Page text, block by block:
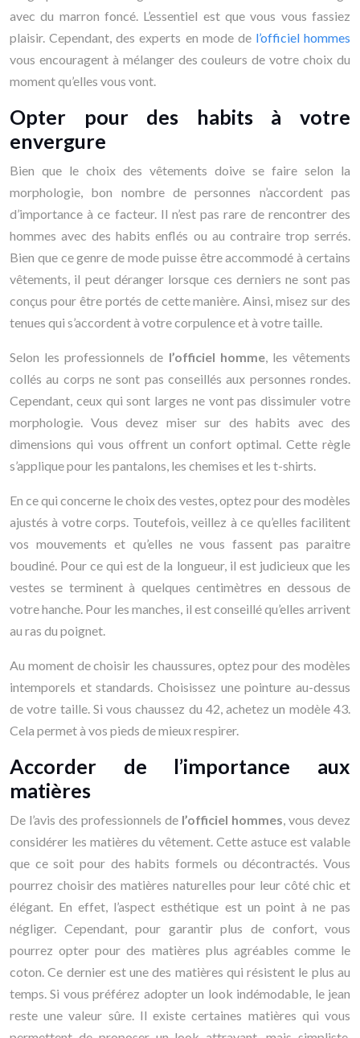
avec du marron foncé. L’essentiel est que vous vous fassiez
plaisir. Cependant, des experts en mode de l’officiel hommes
vous encouragent à mélanger des couleurs de votre choix du
moment qu’elles vous vont.
Opter pour des habits à votre
envergure
Bien que le choix des vêtements doive se faire selon la
morphologie, bon nombre de personnes n’accordent pas
d’importance à ce facteur. Il n’est pas rare de rencontrer des
hommes avec des habits enflés ou au contraire trop serrés.
Bien que ce genre de mode puisse être accommodé à certains
vêtements, il peut déranger lorsque ces derniers ne sont pas
conçus pour être portés de cette manière. Ainsi, misez sur des
tenues qui s’accordent à votre corpulence et à votre taille.
Selon les professionnels de l’officiel homme, les vêtements
collés au corps ne sont pas conseillés aux personnes rondes.
Cependant, ceux qui sont larges ne vont pas dissimuler votre
morphologie. Vous devez miser sur des habits avec des
dimensions qui vous offrent un confort optimal. Cette règle
s’applique pour les pantalons, les chemises et les t-shirts.
En ce qui concerne le choix des vestes, optez pour des modèles
ajustés à votre corps. Toutefois, veillez à ce qu’elles facilitent
vos mouvements et qu’elles ne vous fassent pas paraitre
boudiné. Pour ce qui est de la longueur, il est judicieux que les
vestes se terminent à quelques centimètres en dessous de
votre hanche. Pour les manches, il est conseillé qu’elles arrivent
au ras du poignet.
Au moment de choisir les chaussures, optez pour des modèles
intemporels et standards. Choisissez une pointure au-dessus
de votre taille. Si vous chaussez du 42, achetez un modèle 43.
Cela permet à vos pieds de mieux respirer.
Accorder de l’importance aux
matières
De l’avis des professionnels de l’officiel hommes, vous devez
considérer les matières du vêtement. Cette astuce est valable
que ce soit pour des habits formels ou décontractés. Vous
pourrez choisir des matières naturelles pour leur côté chic et
élégant. En effet, l’aspect esthétique est un point à ne pas
négliger. Cependant, pour garantir plus de confort, vous
pourrez opter pour des matières plus agréables comme le
coton. Ce dernier est une des matières qui résistent le plus au
temps. Si vous préférez adopter un look indémodable, le jean
reste une valeur sûre. Il existe certaines matières qui vous